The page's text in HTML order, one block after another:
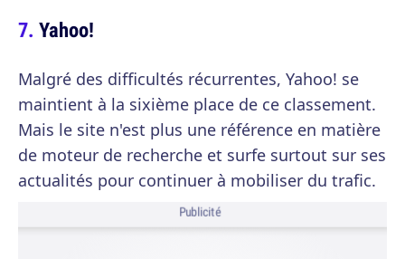
Yahoo!
Malgré des difficultés récurrentes, Yahoo! se
maintient à la sixième place de ce classement.
Mais le site n'est plus une référence en matière
de moteur de recherche et surfe surtout sur ses
actualités pour continuer à mobiliser du trafic.
Publicité